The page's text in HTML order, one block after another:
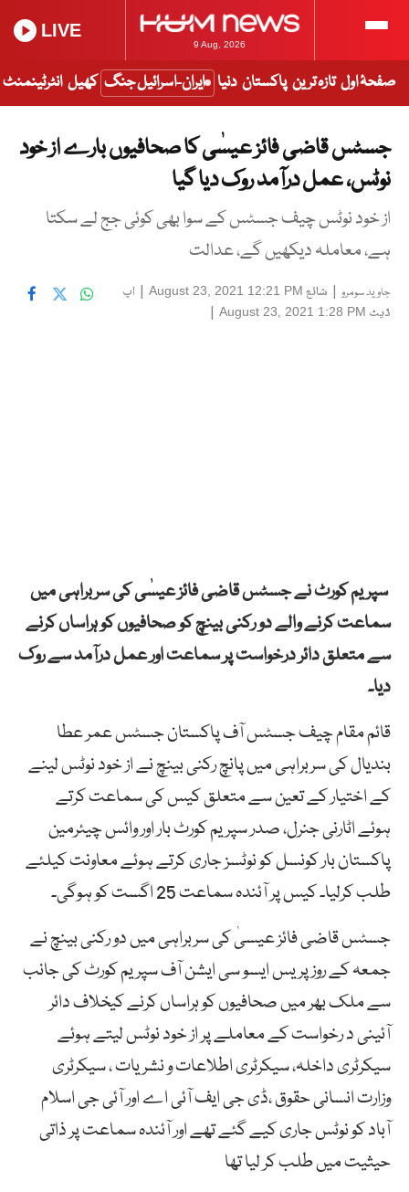
9 Aug, 2026
LIVE
صفحۂ اول تازہ ترین پاکستان دنیا ایران-اسرائیل جنگ کھیل انٹرٹینمنٹ
جسٹس قاضی فائز عیسٰی کا صحافیوں بارے از خود
نوٹس، عمل درآمد روک دیا گیا
از خود نوٹس چیف جسٹس کے سوا بھی کوئی جج لے سکتا
ہے، معاملہ دیکھیں گے، عدالت
جاوید سومرو| شائع August 23, 2021 12:21 PM
| اپ
ڈیٹ August 23, 2021 1:28 PM
|
سپریم کورٹ نے جسٹس قاضی فائز عیسٰی کی سربراہی میں
سماعت کرنے والے دو رکنی بینچ کو صحافیوں کو ہراساں کرنے
سے متعلق دائر درخواست پر سماعت اور عمل درآمد سے روک
دیا۔
قائم مقام چیف جسٹس آف پاکستان جسٹس عمر عطا
بندیال کی سربراہی میں پانچ رکنی بینچ نے از خود نوٹس لینے
کے اختیار کے تعین سے متعلق کیس کی سماعت کرتے
ہوئے اٹارنی جنرل، صدر سپریم کورٹ بار اور وائس چیئرمین
پاکستان بار کونسل کو نوٹسز جاری کرتے ہوئے معاونت کیلئے
طلب کرلیا۔ کیس پر آئندہ سماعت 25 اگست کو ہوگی۔
جسٹس قاضی فائز عیسیٰ کی سربراہی میں دو رکنی بینچ نے
جمعہ کے روز پریس ایسو سی ایشن آف سپریم کورٹ کی جانب
سے ملک بھر میں صحافیوں کو ہراساں کرنے کیخلاف دائر
آئینی د رخواست کے معاملے پر از خود نوٹس لیتے ہوئے
سیکرٹری داخلہ، سیکرٹری اطلاعات و نشریات ، سیکرٹری
وزارت انسانی حقوق ،ڈی جی ایف آئی اے اور آئی جی اسلام
آباد کو نوٹس جاری کیے گئے تھے اور آئندہ سماعت پر ذاتی
حیثیت میں طلب کر لیا تھا